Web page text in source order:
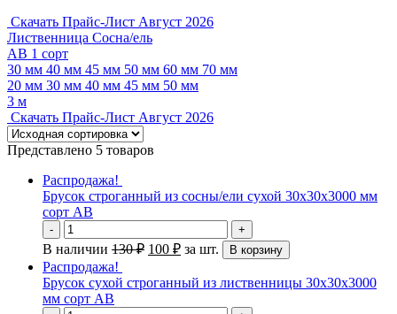
Скачать Прайс-Лист Август 2026
Лиственница Сосна/ель
АВ 1 сорт
30 мм 40 мм 45 мм 50 мм 60 мм 70 мм
20 мм 30 мм 40 мм 45 мм 50 мм
3 м
Скачать Прайс-Лист Август 2026
Представлено 5 товаров
Распродажа!
Брусок строганный из сосны/ели сухой 30х30х3000 мм
сорт AB
- +
В наличии 130₽ 100 ₽ за шт. В корзину
Распродажа!
Брусок сухой строганный из лиственницы 30х30х3000
мм сорт AB